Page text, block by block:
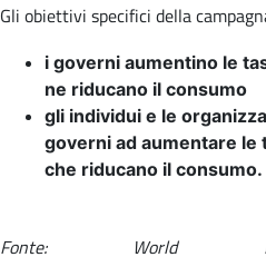
Gli obiettivi specifici della
i governi aumentino le
ne riducano il consumo
gli individui e le
governi ad aumentare le
che riducano il consumo.
Fonte: World